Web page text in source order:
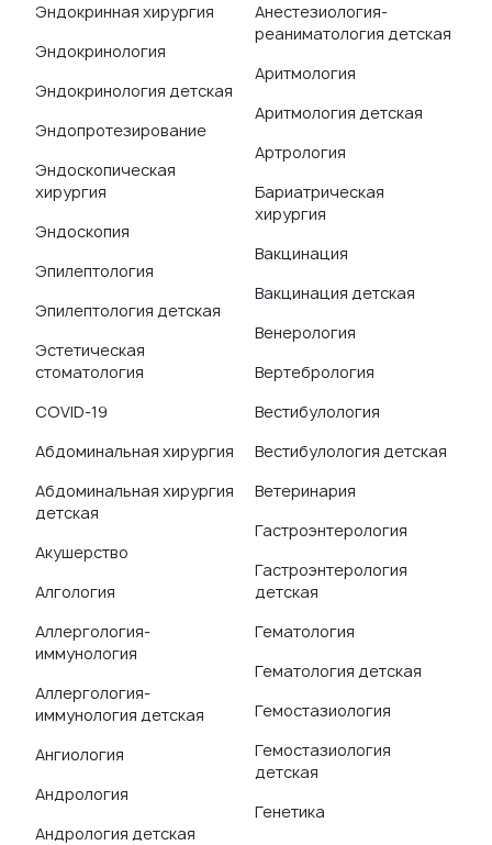
Эндокринная хирургия
Эндокринология
Эндокринология детская
Эндопротезирование
Эндоскопическая
хирургия
Эндоскопия
Эпилептология
Эпилептология детская
Эстетическая
стоматология
COVID-19
Абдоминальная хирургия
Абдоминальная хирургия
детская
Акушерство
Алгология
Аллергология-
иммунология
Аллергология-
иммунология детская
Ангиология
Андрология
Андрология детская
Анестезиология-
реаниматология детская
Аритмология
Аритмология детская
Артрология
Бариатрическая
хирургия
Вакцинация
Вакцинация детская
Венерология
Вертебрология
Вестибулология
Вестибулология детская
Ветеринария
Гастроэнтерология
Гастроэнтерология
детская
Гематология
Гематология детская
Гемостазиология
Гемостазиология
детская
Генетика